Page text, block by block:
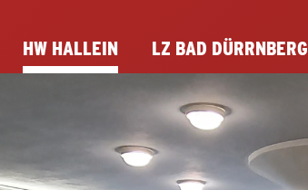
HW HALLEIN LZ BAD DÜRRNBERG